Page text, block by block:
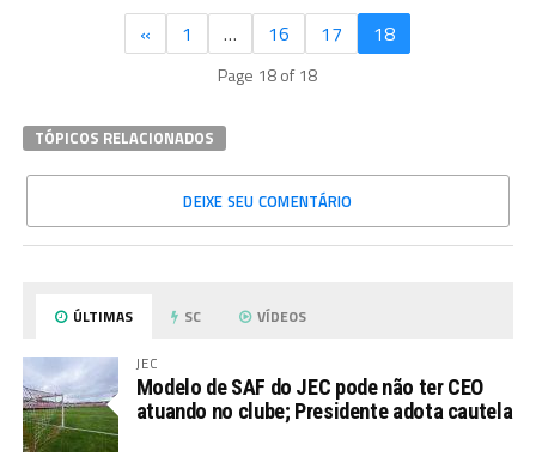
« 1 … 16 17 18
Page 18 of 18
TÓPICOS RELACIONADOS
DEIXE SEU COMENTÁRIO
ÚLTIMAS SC VÍDEOS
JEC
Modelo de SAF do JEC pode não ter CEO
atuando no clube; Presidente adota cautela